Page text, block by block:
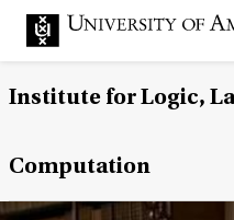
Institute for Logic,
Computation